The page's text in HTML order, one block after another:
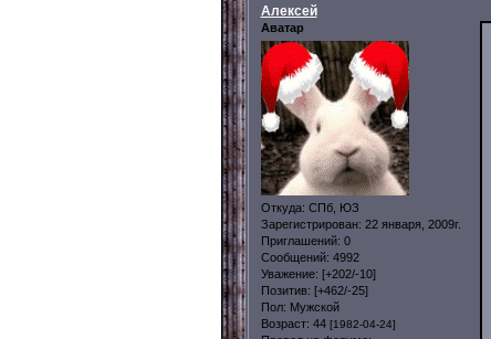
Алексей
Аватар
Откуда: СПб, ЮЗ
Зарегистрирован: 22 января, 2009г.
Приглашений: 0
Сообщений: 4992
Уважение: [+202/-10]
Позитив: [+462/-25]
Пол: Мужской
Возраст: 44 [1982-04-24]